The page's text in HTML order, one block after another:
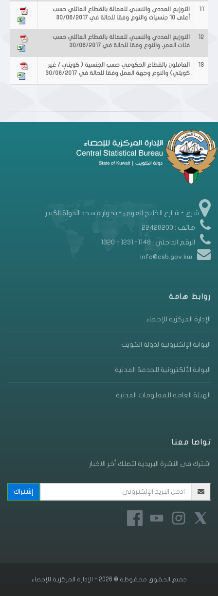
11
التوزيع العددي والنسبي للعمالة بالقطاع العائلي حسب
أعلى 10 جنسيات والنوع وفقا للحالة في 30/06/2017
12
التوزيع العددي والنسبي للعمالة بالقطاع العائلي حسب
فئات العمر، والنوع وفقا للحالة في 30/06/2017
13
العاملون بالقطاع الحكومي حسب الجنسية ( كويتي / غير
كويتي) والنوع وجهة العمل وفقا للحالة في 30/06/2017
شرق - شـارع الخليج العربى - بجوار مسجد الدولة الكبير
هاتف : 22428200
الرقم الداخلي : 1148- 1231 - 1320
info@csb.gov.kw
روابط هامة
الإدارة المركزية للإحصاء
البوابة الإلكترونية لدولة الكويت
البوابة الألكترونية للخدمة المدنية
الهيئة العامه للمعلومات المدنية
تواصا معنا
اشترك فى النشرة البريدية لتصلك أخر الاخبار
جميع الحقوق محفوظة © 2026 - الإدارة المركزية للإحصاء